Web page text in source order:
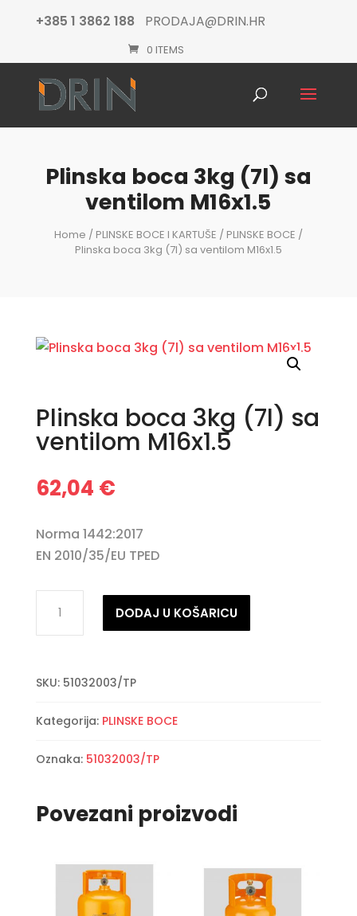
+385 1 3862 188 PRODAJA@DRIN.HR
0 ITEMS
Plinska boca 3kg (7l) sa
ventilom M16x1.5
Home / PLINSKE BOCE I KARTUŠE / PLINSKE BOCE /
Plinska boca 3kg (7l) sa ventilom M16x1.5
Plinska boca 3kg (7l) sa
ventilom M16x1.5
62,04 €
Norma 1442:2017
EN 2010/35/EU TPED
boca
sa
M16x1.5
količina
DODAJ U KOŠARICU
SKU: 51032003/TP
Kategorija: PLINSKE BOCE
Oznaka: 51032003/TP
Povezani proizvodi